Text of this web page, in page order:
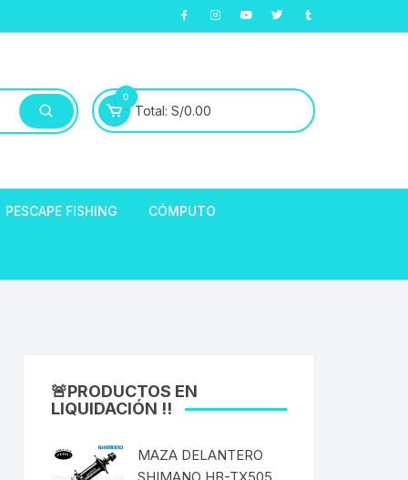
0
Total: S/0.00
HORQUILLAS
BRACKET DUB/BSA
PESCAPE FISHING CÓMPUTO
🚨PRODUCTOS EN
LIQUIDACIÓN !!
MAZA DELANTERO